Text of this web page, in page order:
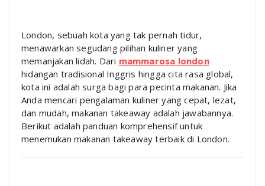
London, sebuah kota yang tak pernah tidur,
menawarkan segudang pilihan kuliner yang
memanjakan lidah. Dari mammarosa london
hidangan tradisional Inggris hingga cita rasa global,
kota ini adalah surga bagi para pecinta makanan. Jika
Anda mencari pengalaman kuliner yang cepat, lezat,
dan mudah, makanan takeaway adalah jawabannya.
Berikut adalah panduan komprehensif untuk
menemukan makanan takeaway terbaik di London.